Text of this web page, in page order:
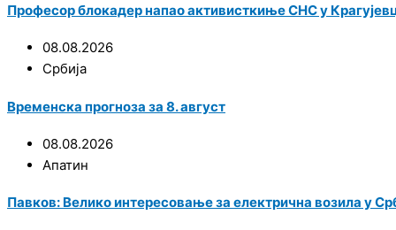
Професор блокадер напао активисткиње СНС у
08.08.2026
Србија
Временска прогноза за 8. август
08.08.2026
Апатин
Павков: Велико интересовање за електрична возила у